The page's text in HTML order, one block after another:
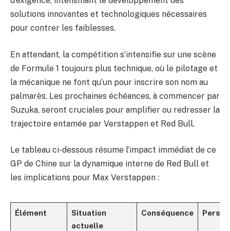
solutions innovantes et technologiques nécessaires
pour contrer les faiblesses.
En attendant, la compétition s’intensifie sur une scène
de Formule 1 toujours plus technique, où le pilotage et
la mécanique ne font qu’un pour inscrire son nom au
palmarès. Les prochaines échéances, à commencer par
Suzuka, seront cruciales pour amplifier ou redresser la
trajectoire entamée par Verstappen et Red Bull.
Le tableau ci-dessous résume l’impact immédiat de ce
GP de Chine sur la dynamique interne de Red Bull et
les implications pour Max Verstappen :
Élément
Situation
actuelle
Conséquence